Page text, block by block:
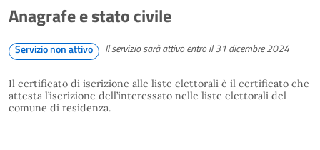
Anagrafe e stato civile
Servizio non attivo Il servizio sarà attivo entro il 31 dicembre 2024
Il certificato di iscrizione alle liste elettorali è il certificato che
attesta l’iscrizione dell’interessato nelle liste elettorali del
comune di residenza.